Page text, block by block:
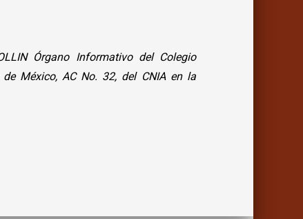
Órgano Informativo del Colegio
México, AC No. 32, del CNIA en la